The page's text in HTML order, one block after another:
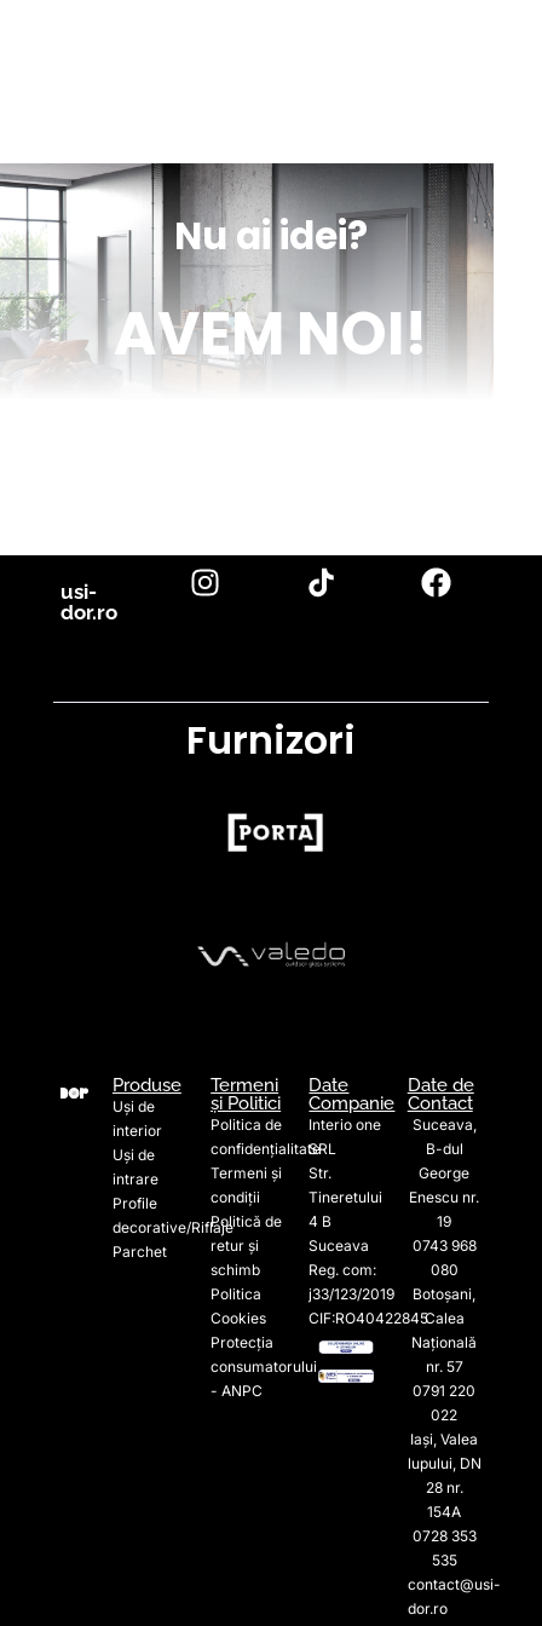
Nu ai idei?
AVEM NOI!
usi-
dor.ro
Furnizori
Produse
Uși de
interior
Uși de
intrare
Profile
decorative/Riflaje
Parchet
Termeni
și Politici
Politica de
confidențialitate
Termeni și
condiții
Politică de
retur și
schimb
Politica
Cookies
Protecția
consumatorului
- ANPC
Date
Companie
Interio one
SRL
Str.
Tineretului
4 B
Suceava
Reg. com:
j33/123/2019
CIF:RO40422845
Date de
Contact
Suceava,
B-dul
George
Enescu nr.
19
0743 968
080
Botoșani,
Calea
Națională
nr. 57
0791 220
022​
Iași, Valea
lupului, DN
28 nr.
154A
0728 353
535​
contact@usi-
dor.ro